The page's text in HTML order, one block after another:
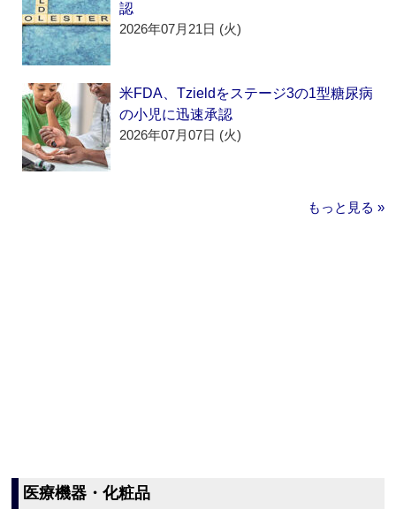
認
2026年07月21日 (火)
米FDA、Tzieldをステージ3の1型糖尿病
の小児に迅速承認
2026年07月07日 (火)
もっと見る »
医療機器・化粧品